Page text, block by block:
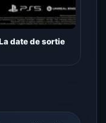
date de sortie